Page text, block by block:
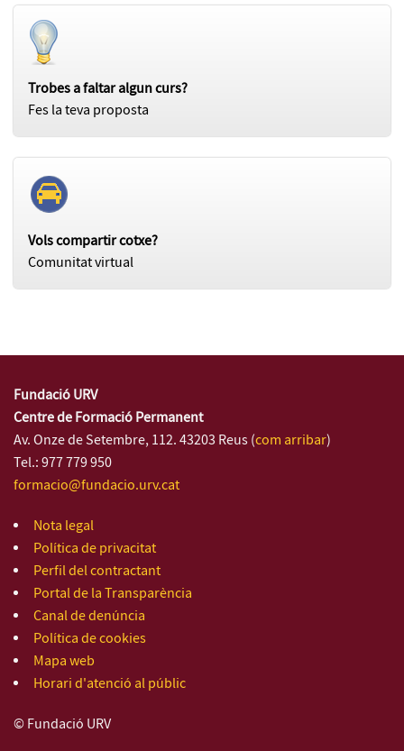
Trobes a faltar algun curs?
Fes la teva proposta
Vols compartir cotxe?
Comunitat virtual
Fundació URV
Centre de Formació Permanent
Av. Onze de Setembre, 112. 43203 Reus (com arribar)
Tel.: 977 779 950
formacio@fundacio.urv.cat
Nota legal
Política de privacitat
Perfil del contractant
Portal de la Transparència
Canal de denúncia
Política de cookies
Mapa web
Horari d'atenció al públic
© Fundació URV